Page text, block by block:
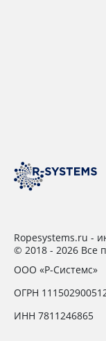
Ropesystems.ru -
© 2018 - 2026 Все
ООО «Р-Системс»
ОГРН
ИНН 7811246865